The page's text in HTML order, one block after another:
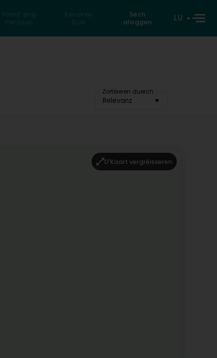
Fannt eng
Persoun
Reverse
Sich
Sech
aloggen
LU
Zortéieren duerch
Relevanz
D'Kaart vergréisseren